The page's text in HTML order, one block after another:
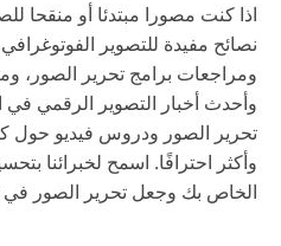
اذا كنت مصورا مبتدئا أو منقحا
نصائح مفيدة للتصوير الفوتوغرافي،
ومراجعات برامج تحرير الصور،
وأحدث أخبار التصوير الرقمي في
تحرير الصور ودروس فيديو
وأكثر احترافًا. اسمح لخبرائنا
الخاص بك وجعل تحرير الصور في